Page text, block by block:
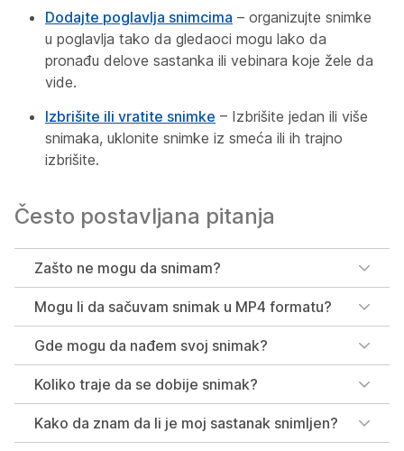
Dodajte poglavlja snimcima – organizujte snimke
u poglavlja tako da gledaoci mogu lako da
pronađu delove sastanka ili vebinara koje žele da
vide.
Izbrišite ili vratite snimke – Izbrišite jedan ili više
snimaka, uklonite snimke iz smeća ili ih trajno
izbrišite.
Često postavljana pitanja
Zašto ne mogu da snimam?
Mogu li da sačuvam snimak u MP4 formatu?
Gde mogu da nađem svoj snimak?
Koliko traje da se dobije snimak?
Kako da znam da li je moj sastanak snimljen?